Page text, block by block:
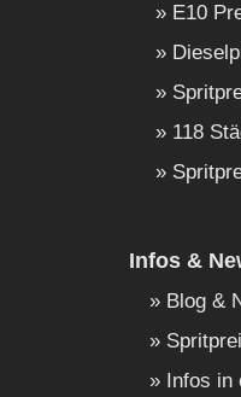
E10
118
Infos &
Blog &
Infos in